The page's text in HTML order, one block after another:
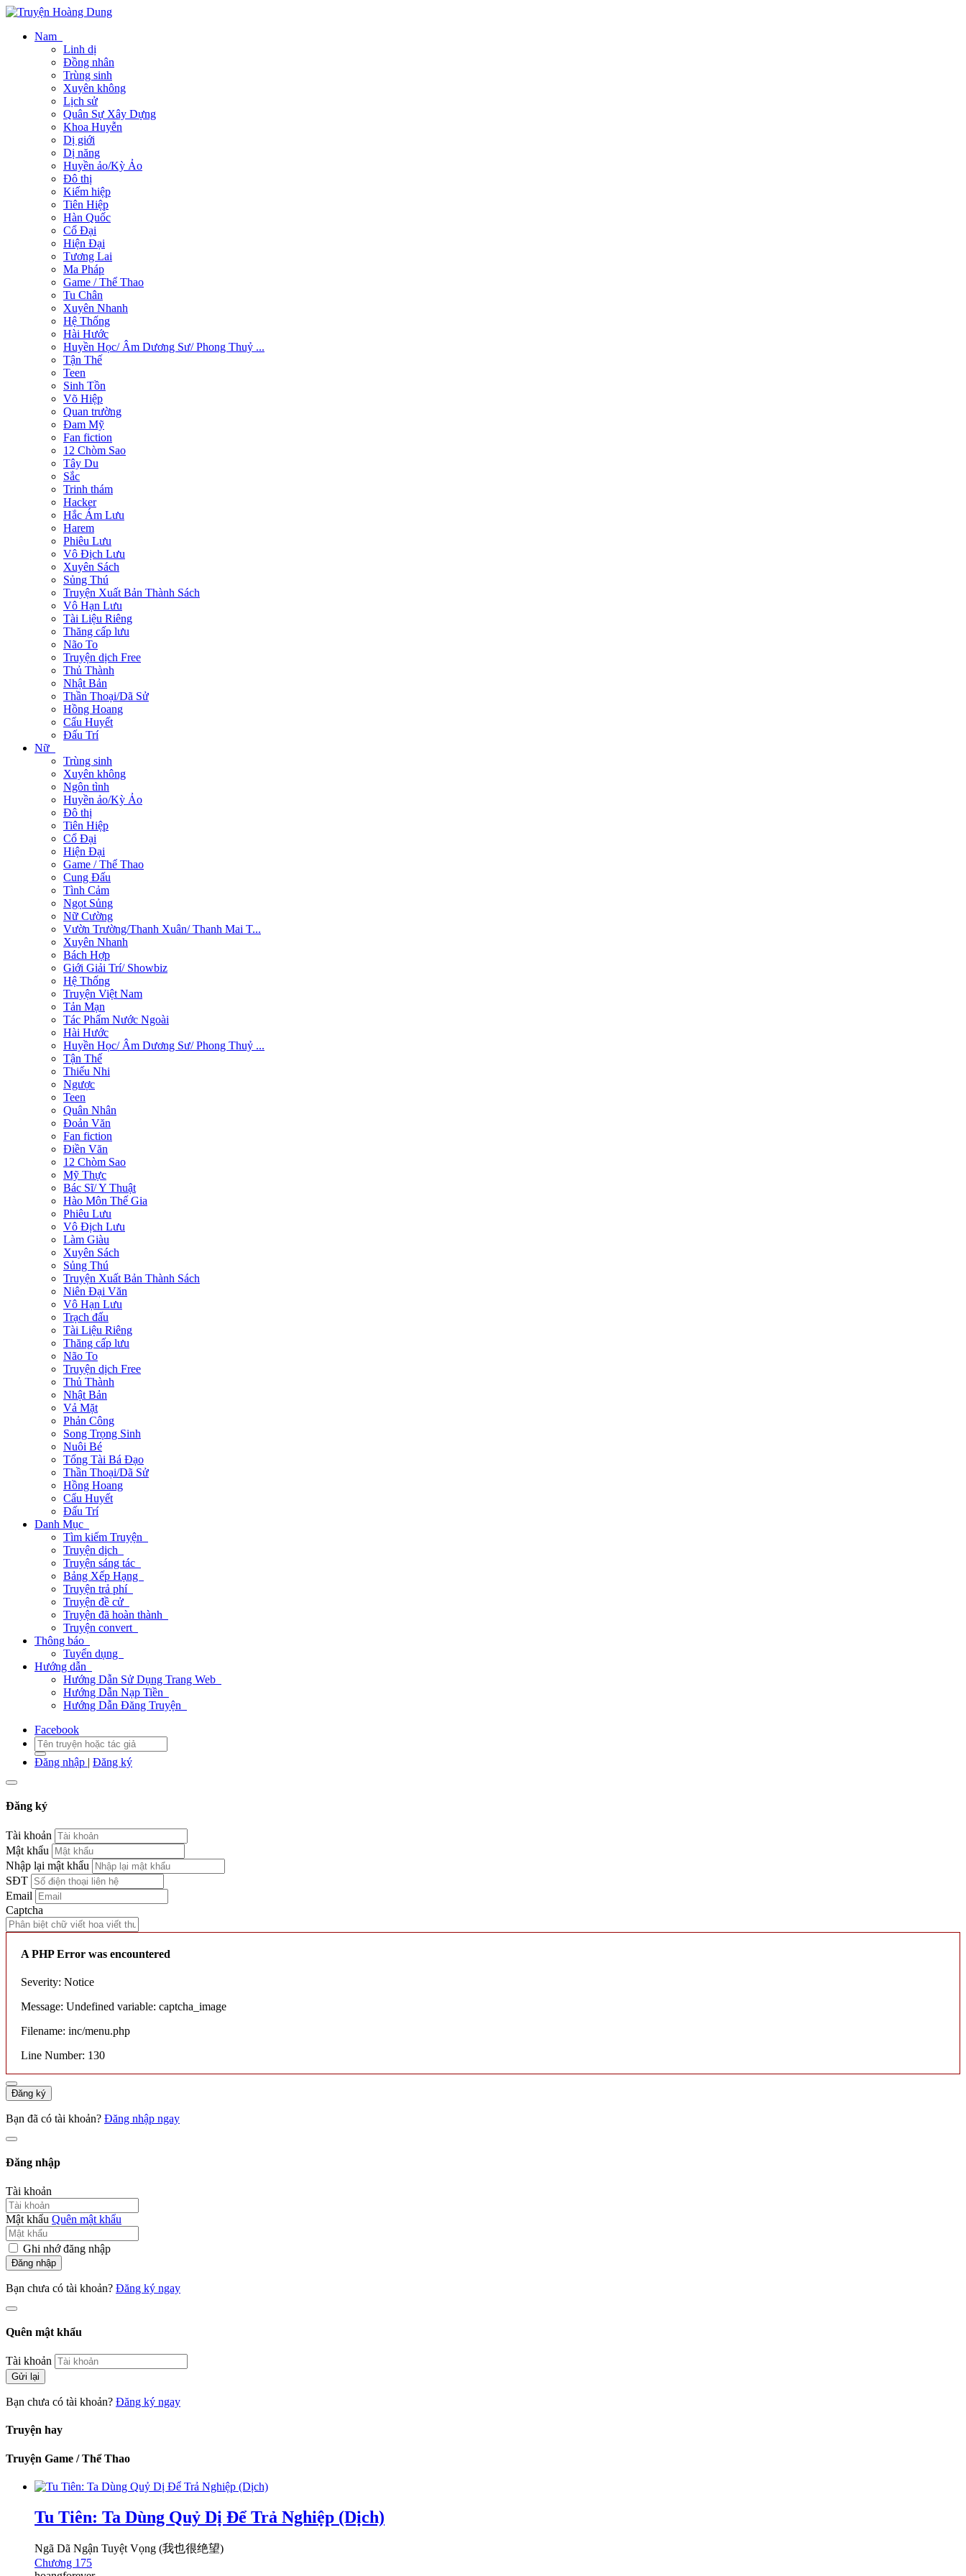
Nam
Linh dị
Đồng nhân
Trùng sinh
Xuyên không
Lịch sử
Quân Sự Xây Dựng
Khoa Huyễn
Dị giới
Dị năng
Huyền ảo/Kỳ Ảo
Đô thị
Kiếm hiệp
Tiên Hiệp
Hàn Quốc
Cổ Đại
Hiện Đại
Tương Lai
Ma Pháp
Game / Thể Thao
Tu Chân
Xuyên Nhanh
Hệ Thống
Hài Hước
Huyền Học/ Âm Dương Sư/ Phong Thuỷ ...
Tận Thế
Teen
Sinh Tồn
Võ Hiệp
Quan trường
Đam Mỹ
Fan fiction
12 Chòm Sao
Tây Du
Sắc
Trinh thám
Hacker
Hắc Ám Lưu
Harem
Phiêu Lưu
Vô Địch Lưu
Xuyên Sách
Sủng Thú
Truyện Xuất Bản Thành Sách
Vô Hạn Lưu
Tài Liệu Riêng
Thăng cấp lưu
Não To
Truyện dịch Free
Thủ Thành
Nhật Bản
Thần Thoại/Dã Sử
Hồng Hoang
Cẩu Huyết
Đấu Trí
Nữ
Trùng sinh
Xuyên không
Ngôn tình
Huyền ảo/Kỳ Ảo
Đô thị
Tiên Hiệp
Cổ Đại
Hiện Đại
Game / Thể Thao
Cung Đấu
Tình Cảm
Ngọt Sủng
Nữ Cường
Vườn Trường/Thanh Xuân/ Thanh Mai T...
Xuyên Nhanh
Bách Hợp
Giới Giải Trí/ Showbiz
Hệ Thống
Truyện Việt Nam
Tản Mạn
Tác Phẩm Nước Ngoài
Hài Hước
Huyền Học/ Âm Dương Sư/ Phong Thuỷ ...
Tận Thế
Thiếu Nhi
Ngược
Teen
Quân Nhân
Đoản Văn
Fan fiction
Điền Văn
12 Chòm Sao
Mỹ Thực
Bác Sĩ/ Y Thuật
Hào Môn Thế Gia
Phiêu Lưu
Vô Địch Lưu
Làm Giàu
Xuyên Sách
Sủng Thú
Truyện Xuất Bản Thành Sách
Niên Đại Văn
Vô Hạn Lưu
Trạch đấu
Tài Liệu Riêng
Thăng cấp lưu
Não To
Truyện dịch Free
Thủ Thành
Nhật Bản
Vả Mặt
Phản Công
Song Trọng Sinh
Nuôi Bé
Tổng Tài Bá Đạo
Thần Thoại/Dã Sử
Hồng Hoang
Cẩu Huyết
Đấu Trí
Danh Mục
Tìm kiếm Truyện
Truyện dịch
Truyện sáng tác
Bảng Xếp Hạng
Truyện trả phí
Truyện đề cử
Truyện đã hoàn thành
Truyện convert
Thông báo
Tuyển dụng
Hướng dẫn
Hướng Dẫn Sử Dụng Trang Web
Hướng Dẫn Nạp Tiền
Hướng Dẫn Đăng Truyện
Facebook
Đăng nhập | Đăng ký
Đăng ký
Tài khoản
Mật khẩu
Nhập lại mật khẩu
SĐT
Email
Captcha
A PHP Error was encountered
Severity: Notice
Message: Undefined variable: captcha_image
Filename: inc/menu.php
Line Number: 130
Đăng ký
Bạn đã có tài khoản? Đăng nhập ngay
Đăng nhập
Tài khoản
Mật khẩu Quên mật khẩu
Ghi nhớ đăng nhập
Đăng nhập
Bạn chưa có tài khoản? Đăng ký ngay
Quên mật khẩu
Tài khoản
Gửi lại
Bạn chưa có tài khoản? Đăng ký ngay
Truyện hay
Truyện Game / Thể Thao
Tu Tiên: Ta Dùng Quỷ Dị Để Trả Nghiệp (Dịch)
Ngã Dã Ngận Tuyệt Vọng (我也很绝望)
Chương 175